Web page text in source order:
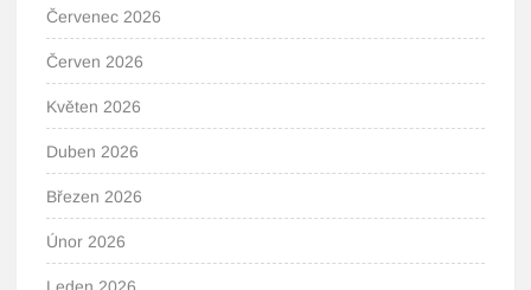
Červenec 2026
Červen 2026
Květen 2026
Duben 2026
Březen 2026
Únor 2026